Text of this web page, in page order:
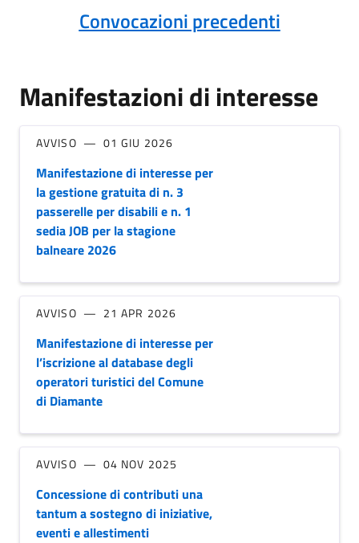
Convocazioni precedenti
Manifestazioni di interesse
AVVISO 01 GIU 2026
Manifestazione di interesse per
la gestione gratuita di n. 3
passerelle per disabili e n. 1
sedia JOB per la stagione
balneare 2026
AVVISO 21 APR 2026
Manifestazione di interesse per
l’iscrizione al database degli
operatori turistici del Comune
di Diamante
AVVISO 04 NOV 2025
Concessione di contributi una
tantum a sostegno di iniziative,
eventi e allestimenti